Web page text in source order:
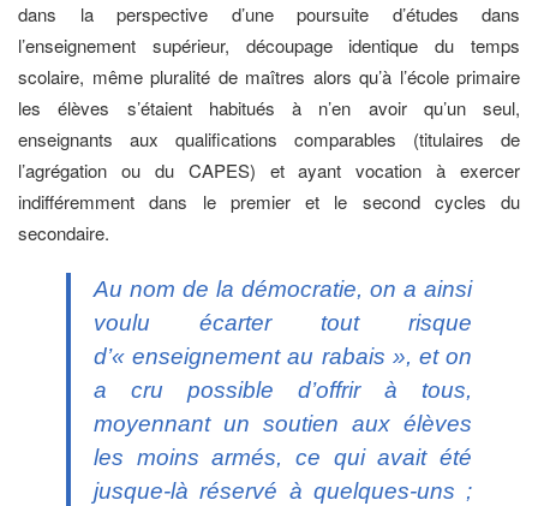
dans la perspective d’une poursuite d’études dans
l’enseignement supérieur, découpage identique du temps
scolaire, même pluralité de maîtres alors qu’à l’école primaire
les élèves s’étaient habitués à n’en avoir qu’un seul,
enseignants aux qualifications comparables (titulaires de
l’agrégation ou du CAPES) et ayant vocation à exercer
indifféremment dans le premier et le second cycles du
secondaire.
Au nom de la démocratie, on a ainsi
voulu écarter tout risque
d’« enseignement au rabais », et on
a cru possible d’offrir à tous,
moyennant un soutien aux élèves
les moins armés, ce qui avait été
jusque-là réservé à quelques-uns ;